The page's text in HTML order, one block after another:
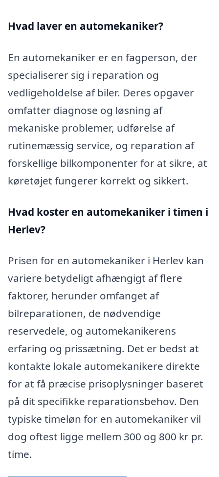
Hvad laver en automekaniker?
En automekaniker er en fagperson, der
specialiserer sig i reparation og
vedligeholdelse af biler. Deres opgaver
omfatter diagnose og løsning af
mekaniske problemer, udførelse af
rutinemæssig service, og reparation af
forskellige bilkomponenter for at sikre, at
køretøjet fungerer korrekt og sikkert.
Hvad koster en automekaniker i timen i
Herlev?
Prisen for en automekaniker i Herlev kan
variere betydeligt afhængigt af flere
faktorer, herunder omfanget af
bilreparationen, de nødvendige
reservedele, og automekanikerens
erfaring og prissætning. Det er bedst at
kontakte lokale automekanikere direkte
for at få præcise prisoplysninger baseret
på dit specifikke reparationsbehov. Den
typiske timeløn for en automekaniker vil
dog oftest ligge mellem 300 og 800 kr pr.
time.